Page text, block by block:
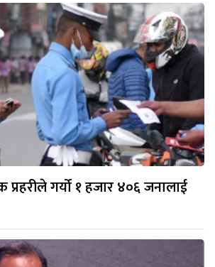
प्रहरीले गर्यो १ हजार ४०६ जनालाई